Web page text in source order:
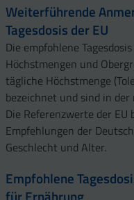
Weiterführende
Tagesdosis der EU
Die empfohlene
Höchstmengen und
tägliche Höchstmenge
bezeichnet und sind in
Die Referenzwerte der
Empfehlungen der
Geschlecht und Alter.
Empfohlene